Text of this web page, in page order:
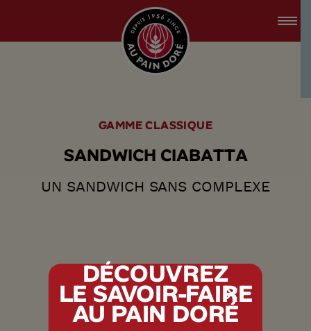
accessibility.skipToMain
GAMME CLASSIQUE
SANDWICH CIABATTA
UN SANDWICH SANS COMPLEXE
DÉCOUVREZ
LE SAVOIR-FAIRE
AU PAIN DORÉ